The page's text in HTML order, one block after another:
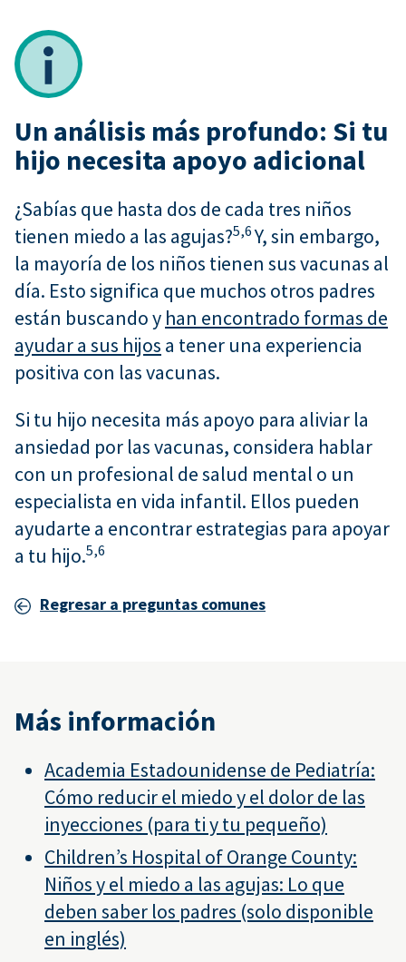
Un análisis más profundo: Si tu
hijo necesita apoyo adicional
¿Sabías que hasta dos de cada tres niños
tienen miedo a las agujas?5,6Y, sin embargo,
la mayoría de los niños tienen sus vacunas al
día. Esto significa que muchos otros padres
están buscando y han encontrado formas de
ayudar a sus hijos a tener una experiencia
positiva con las vacunas.
Si tu hijo necesita más apoyo para aliviar la
ansiedad por las vacunas, considera hablar
con un profesional de salud mental o un
especialista en vida infantil. Ellos pueden
ayudarte a encontrar estrategias para apoyar
a tu hijo.5,6
Regresar a preguntas comunes
Más información
Academia Estadounidense de Pediatría:
Cómo reducir el miedo y el dolor de las
inyecciones (para ti y tu pequeño)
Children’s Hospital of Orange County:
Niños y el miedo a las agujas: Lo que
deben saber los padres (solo disponible
en inglés)